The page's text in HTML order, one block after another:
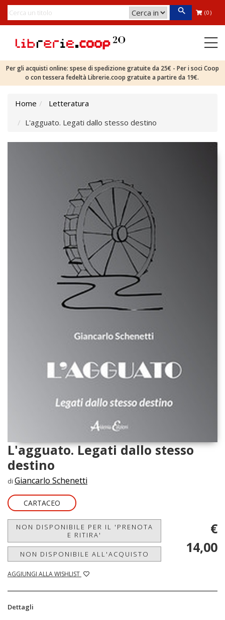
(0)
Per gli acquisti online: spese di spedizione gratuite da 25€ - Per i soci Coop
o con tessera fedeltà Librerie.coop gratuite a partire da 19€.
Home
Letteratura
L'agguato. Legati dallo stesso destino
L'agguato. Legati dallo stesso
destino
di Giancarlo Schenetti
CARTACEO
NON DISPONIBILE PER IL 'PRENOTA
E RITIRA'
NON DISPONIBILE ALL'ACQUISTO
AGGIUNGI ALLA WISHLIST
€
14,00
Dettagli